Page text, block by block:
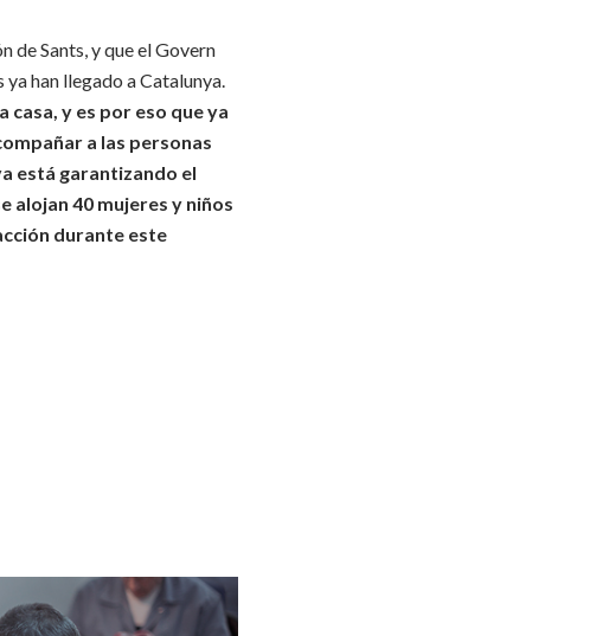
de Sants, y que el Govern
han llegado a Catalunya.
y es por eso que ya
a las personas
está garantizando el
alojan 40 mujeres y niños
durante este